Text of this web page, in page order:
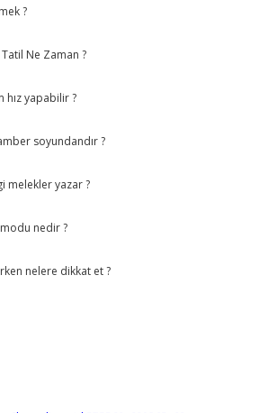
?
Ne Zaman ?
hız yapabilir ?
soyundandır ?
melekler yazar ?
nedir ?
nelere dikkat et ?